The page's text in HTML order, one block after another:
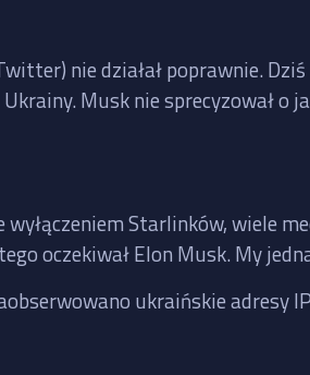
nie działał poprawnie.
Musk nie sprecyzował o
Starlinków, wiele
oczekiwał Elon Musk. My
ukraińskie adresy